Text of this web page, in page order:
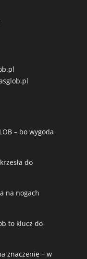
– bo wygoda
do
na nogach
to klucz do
znaczenie – w